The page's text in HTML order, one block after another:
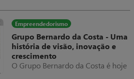
fatura do serviço prestado um
valor exorbitante, suponhamos
10.000€.
Empreendedorismo
Grupo Bernardo da Costa - Uma
história de visão, inovação e
crescimento
O Grupo Bernardo da Costa é hoje